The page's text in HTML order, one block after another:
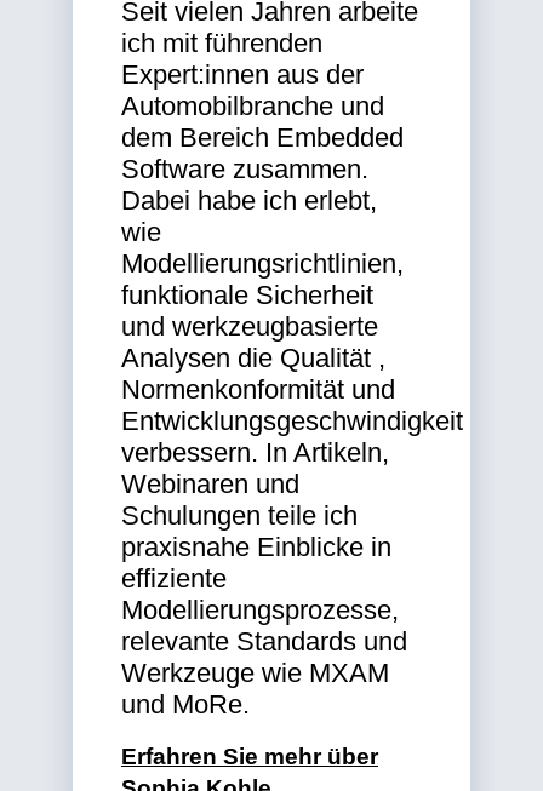
Seit vielen Jahren arbeite
ich mit führenden
Expert:innen aus der
Automobilbranche und
dem Bereich Embedded
Software zusammen.
Dabei habe ich erlebt,
wie
Modellierungsrichtlinien,
funktionale Sicherheit
und werkzeugbasierte
Analysen die Qualität ,
Normenkonformität und
Entwicklungsgeschwindigkeit
verbessern. In Artikeln,
Webinaren und
Schulungen teile ich
praxisnahe Einblicke in
effiziente
Modellierungsprozesse,
relevante Standards und
Werkzeuge wie MXAM
und MoRe.
Erfahren Sie mehr über